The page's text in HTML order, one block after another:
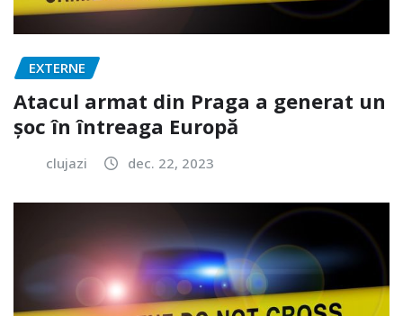
EXTERNE
Atacul armat din Praga a generat un
șoc în întreaga Europă
clujazi dec. 22, 2023